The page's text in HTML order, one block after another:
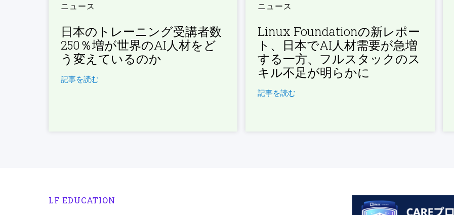
ニュース
日本のトレーニング受講者数
250％増が世界のAI人材をど
う変えているのか
記事を読む
ニュース
Linux Foundationの新レポー
ト、日本でAI人材需要が急増
する一方、フルスタックのス
キル不足が明らかに
記事を読む
LF EDUCATION